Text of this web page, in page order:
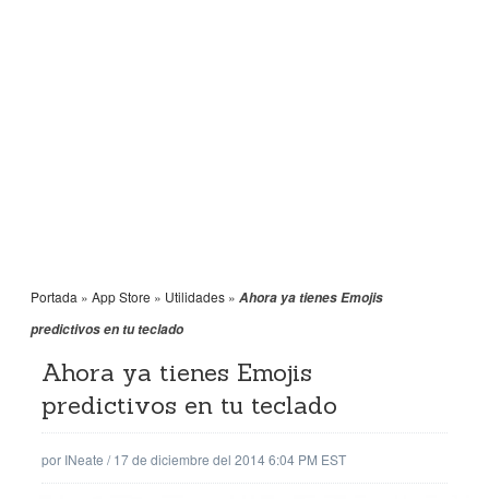
Portada » App Store » Utilidades » Ahora ya tienes Emojis
predictivos en tu teclado
Ahora ya tienes Emojis
predictivos en tu teclado
por INeate /17 de diciembre del 2014 6:04 PM EST